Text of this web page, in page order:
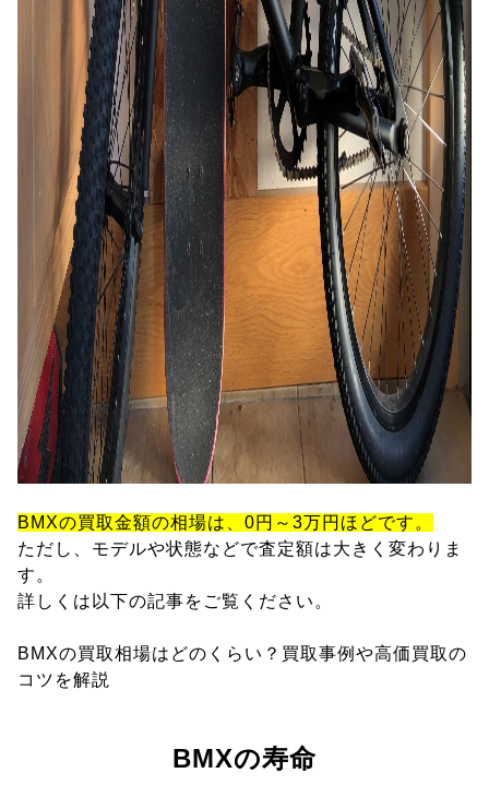
BMXの買取金額の相場は、0円～3万円ほどです。
ただし、モデルや状態などで査定額は大きく変わりま
す。
詳しくは以下の記事をご覧ください。
BMXの買取相場はどのくらい？買取事例や高価買取の
コツを解説
BMXの寿命